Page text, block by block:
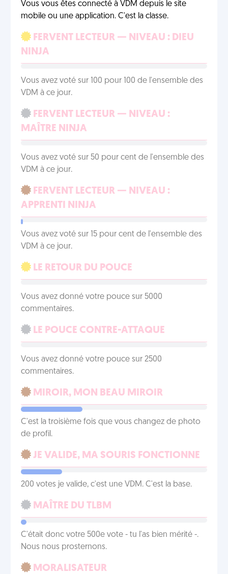
Vous vous êtes connecté à VDM depuis le site
mobile ou une application. C'est la classe.
FERVENT LECTEUR — NIVEAU : DIEU
NINJA
Vous avez voté sur 100 pour 100 de l'ensemble des
VDM à ce jour.
FERVENT LECTEUR — NIVEAU :
MAÎTRE NINJA
Vous avez voté sur 50 pour cent de l'ensemble des
VDM à ce jour.
FERVENT LECTEUR — NIVEAU :
APPRENTI NINJA
Vous avez voté sur 15 pour cent de l'ensemble des
VDM à ce jour.
LE RETOUR DU POUCE
Vous avez donné votre pouce sur 5000
commentaires.
LE POUCE CONTRE-ATTAQUE
Vous avez donné votre pouce sur 2500
commentaires.
MIROIR, MON BEAU MIROIR
C'est la troisième fois que vous changez de photo
de profil.
JE VALIDE, MA SOURIS FONCTIONNE
200 votes je valide, c'est une VDM. C'est la base.
MAÎTRE DU TLBM
C'était donc votre 500e vote - tu l'as bien mérité -.
Nous nous prosternons.
MORALISATEUR